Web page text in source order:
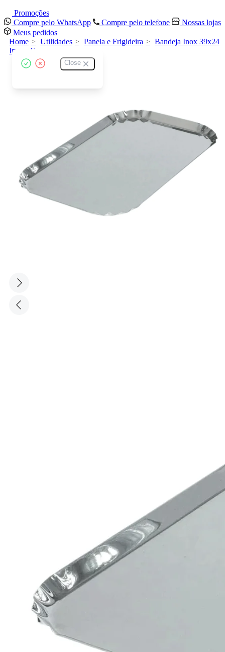
Promoções
Compre pelo WhatsApp
Compre pelo telefone
Nossas lojas
Meus pedidos
Close
Home Utilidades Panela e Frigideira
Bandeja Inox 39x24
Imeca Crespa